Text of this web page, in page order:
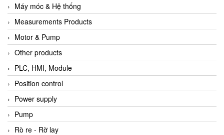
Máy móc & Hệ thống
Measurements Products
Motor & Pump
Other products
PLC, HMI, Module
Position control
Power supply
Pump
Rò re - Rờ lay